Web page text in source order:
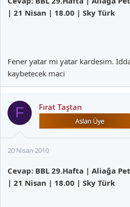
| 21 Nisan | 18.00 | Sky Türk
Fener yatar mi yatar kardesim.
kaybetecek maci
F Fırat Taştan
20 Nisan 2010
Cevap: BBL 29.Hafta | Aliağa
| 21 Nisan | 18.00 | Sky Türk